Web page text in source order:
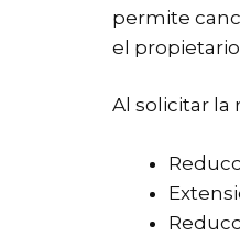
permite
el
Al solicitar